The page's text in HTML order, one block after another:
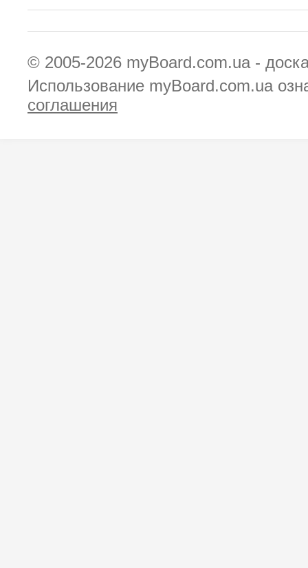
© 2005-2026 myBoard.com.ua -
Использование myBoard.com.ua
соглашения